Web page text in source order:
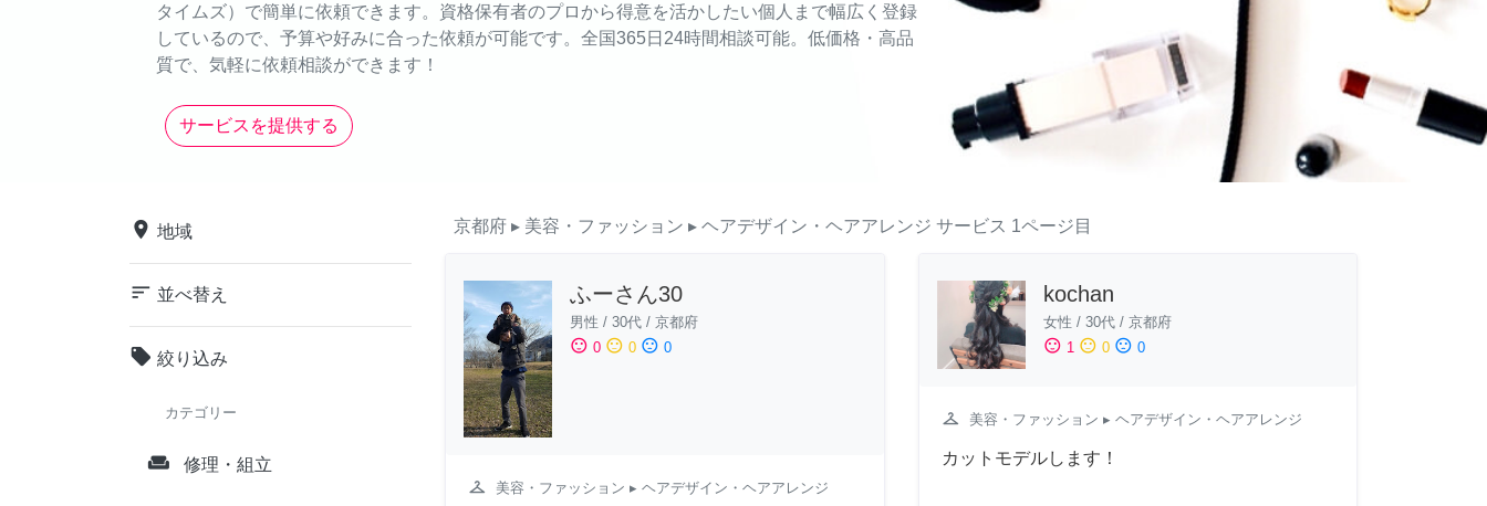
タイムズ）で簡単に依頼できます。資格保有者のプロから得意を活かしたい個人まで幅広く登録
しているので、予算や好みに合った依頼が可能です。全国365日24時間相談可能。低価格・高品
質で、気軽に依頼相談ができます！
サービスを提供する
place 地域
sort 並べ替え
local_offer 絞り込み
カテゴリー
weekend 修理・組立
京都府 ▸ 美容・ファッション ▸ ヘアデザイン・ヘアアレンジ サービス 1ページ目
ふーさん30
男性 / 30代 / 京都府
sentiment_satisfied 0 sentiment_neutral 0 sentiment_dissatisfied 0
checkroom 美容・ファッション ▸ ヘアデザイン・ヘアアレンジ
kochan
女性 / 30代/ 京都府
sentiment_satisfied 1 sentiment_neutral 0 sentiment_dissatisfied 0
checkroom 美容・ファッション ▸ ヘアデザイン・ヘアアレンジ
カットモデルします！